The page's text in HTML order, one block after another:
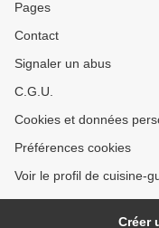
Pages
Contact
Signaler un abus
C.G.U.
Cookies et données
Préférences cookies
Voir le profil de cuisine-
Créer